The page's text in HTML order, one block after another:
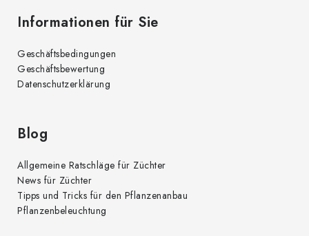
Informationen für Sie
Geschäftsbedingungen
Geschäftsbewertung
Datenschutzerklärung
Blog
Allgemeine Ratschläge für Züchter
News für Züchter
Tipps und Tricks für den Pflanzenanbau
Pflanzenbeleuchtung